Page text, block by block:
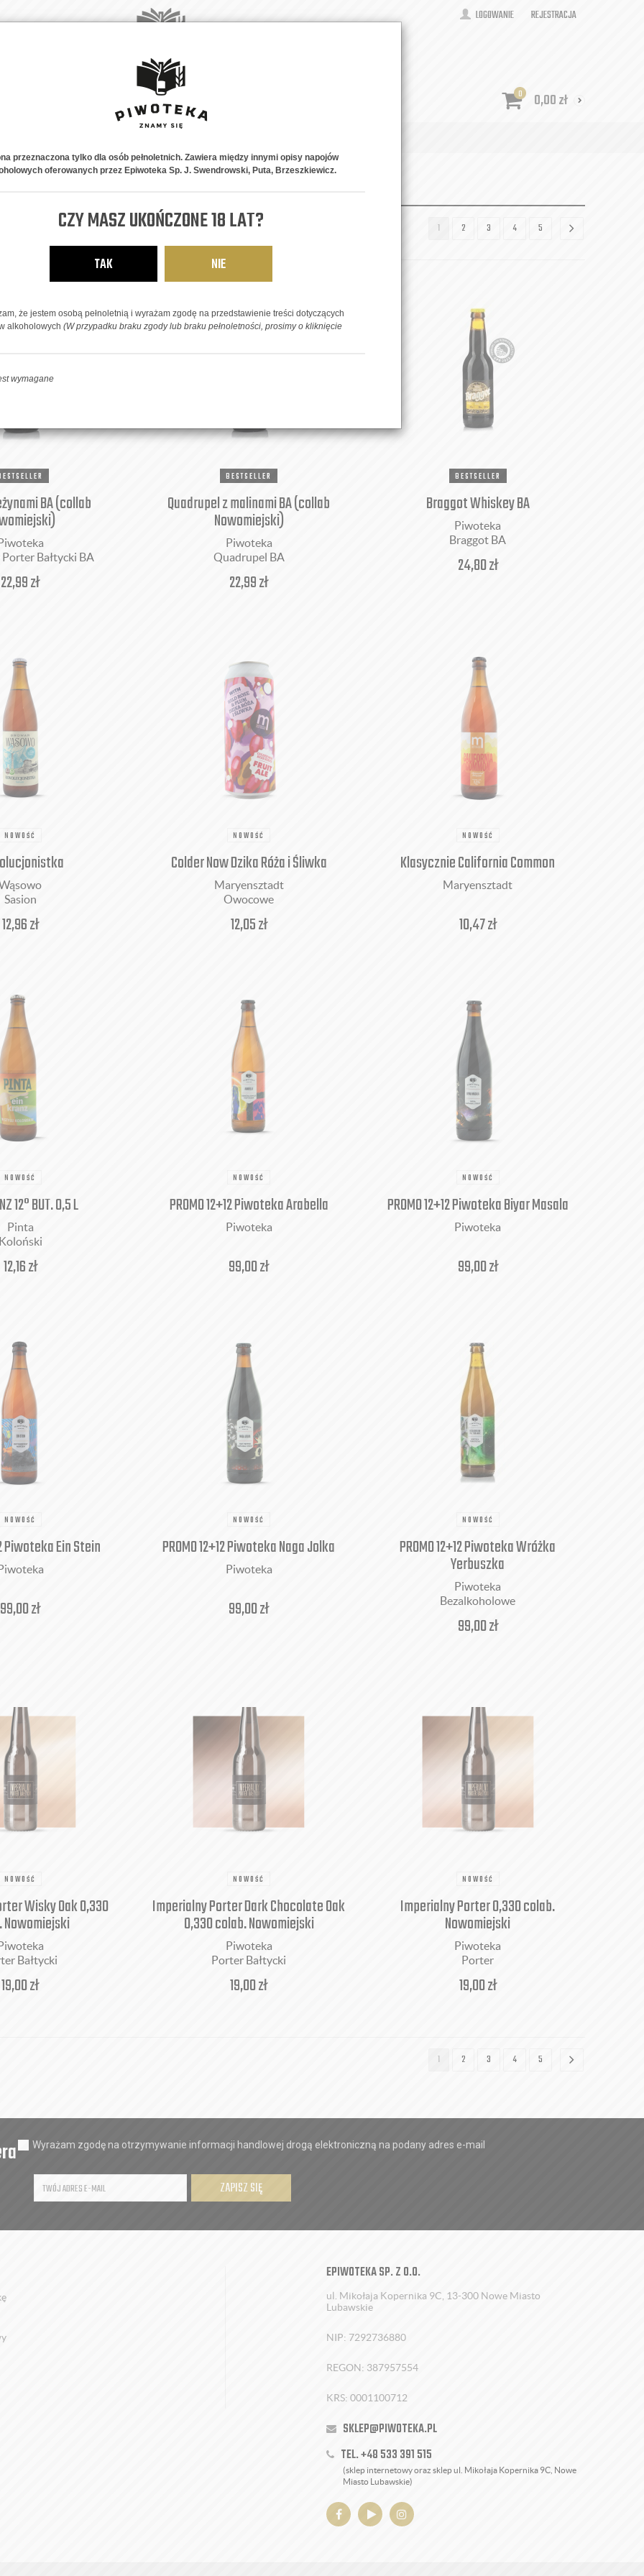
LOGOWANIE REJESTRACJA
PIWNE STYLE NA PREZENT 0 0,00zł
Pokaż: 1 2 3 4 5
BA (collab
Bałtycki BA
22,99zł
BESTSELLER
Quadrupel z malinami BA (collab
Nowomiejski)
Piwoteka
Quadrupel BA
22,99zł
BESTSELLER
Braggot Whiskey BA
Piwoteka
Braggot BA
24,80zł
NOWOŚĆ
Sasion
12,96zł
NOWOŚĆ
Colder Now Dzika Róża i Śliwka
Maryensztadt
Owocowe
12,05zł
NOWOŚĆ
Klasycznie California Common
Maryensztadt
10,47zł
NOWOŚĆ
12° BUT. 0,5 L
Pinta
Koloński
12,16zł
NOWOŚĆ
PROMO 12+12 Piwoteka Arabella
Piwoteka
99,00zł
NOWOŚĆ
PROMO 12+12 Piwoteka Biyar Masala
Piwoteka
99,00zł
NOWOŚĆ
Piwoteka Ein Stein
99,00zł
NOWOŚĆ
PROMO 12+12 Piwoteka Naga Jolka
Piwoteka
99,00zł
NOWOŚĆ
PROMO 12+12 Piwoteka Wróżka
Yerbuszka
Piwoteka
Bezalkoholowe
99,00zł
NOWOŚĆ
Wisky Oak 0,330
Nowomiejski
Bałtycki
19,00zł
NOWOŚĆ
Imperialny Porter Dark Chocolate Oak
0,330 colab. Nowomiejski
Piwoteka
Porter Bałtycki
19,00zł
NOWOŚĆ
Imperialny Porter 0,330 colab.
Nowomiejski
Piwoteka
Porter
19,00zł
1 2 3 4 5
Wyrażam zgodę na otrzymywanie informacji handlowej drogą elektroniczną na podany adres e-mail
ZAPISZ SIĘ
EPIWOTEKA SP. Z O.O.
ul. Mikołaja Kopernika 9C, 13-300 Nowe Miasto
Lubawskie
NIP: 7292736880
REGON: 387957554
KRS: 0001100712
SKLEP@PIWOTEKA.PL
TEL. +48 533 391 515
(sklep internetowy oraz sklep ul. Mikołaja Kopernika 9C, Nowe
Miasto Lubawskie)
przeznaczona tylko dla osób pełnoletnich. Zawiera między innymi opisy napojów
oferowanych przez Epiwoteka Sp. J. Swendrowski, Puta, Brzeszkiewicz.
CZY MASZ UKOŃCZONE 18 LAT?
TAK NIE
że jestem osobą pełnoletnią i wyrażam zgodę na przedstawienie treści dotyczących
alkoholowych (W przypadku braku zgody lub braku pełnoletności, prosimy o kliknięcie
wymagane